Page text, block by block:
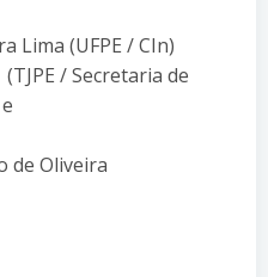
Lima (UFPE / CIn)
/ Secretaria de
de Oliveira